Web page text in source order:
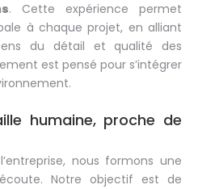
. Cette expérience permet
à chaque projet, en alliant
du détail et qualité des
est pensé pour s’intégrer
humaine, proche de
nous formons une
Notre objectif est de